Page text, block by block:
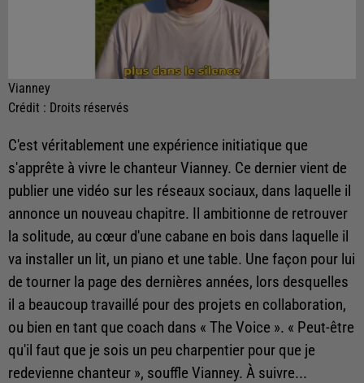
Vianney
Crédit : Droits réservés
C'est véritablement une expérience initiatique que
s'apprête à vivre le chanteur Vianney. Ce dernier vient de
publier une vidéo sur les réseaux sociaux, dans laquelle il
annonce un nouveau chapitre. Il ambitionne de retrouver
la solitude, au cœur d'une cabane en bois dans laquelle il
va installer un lit, un piano et une table. Une façon pour lui
de tourner la page des dernières années, lors desquelles
il a beaucoup travaillé pour des projets en collaboration,
ou bien en tant que coach dans « The Voice ». « Peut-être
qu'il faut que je sois un peu charpentier pour que je
redevienne chanteur », souffle Vianney. À suivre...